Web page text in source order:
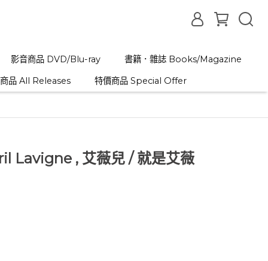
影音商品 DVD/Blu-ray
書籍．雜誌 Books/Magazine
品 All Releases
特價商品 Special Offer
Lavigne , 艾薇兒 / 就是艾薇